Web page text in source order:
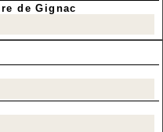
de Gignac